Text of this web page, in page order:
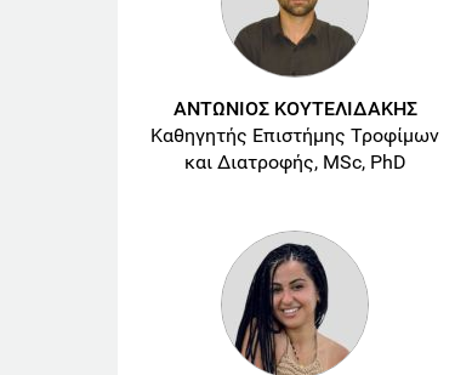
ΑΝΤΩΝΙΟΣ ΚΟΥΤΕΛΙΔΑΚΗΣ
Καθηγητής Επιστήμης Τροφίμων
και Διατροφής, MSc, PhD